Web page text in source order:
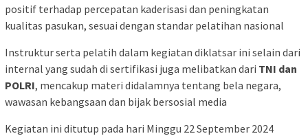
positif terhadap percepatan kaderisasi dan peningkatan
kualitas pasukan, sesuai dengan standar pelatihan nasional
Instruktur serta pelatih dalam kegiatan diklatsar ini selain dari
internal yang sudah di sertifikasi juga melibatkan dari TNI dan
POLRI, mencakup materi didalamnya tentang bela negara,
wawasan kebangsaan dan bijak bersosial media
Kegiatan ini ditutup pada hari Minggu 22 September 2024